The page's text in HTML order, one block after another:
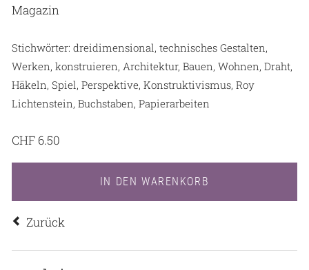
Magazin
Stichwörter: dreidimensional, technisches Gestalten,
Werken, konstruieren, Architektur, Bauen, Wohnen, Draht,
Häkeln, Spiel, Perspektive, Konstruktivismus, Roy
Lichtenstein, Buchstaben, Papierarbeiten
CHF 6.50
Zurück